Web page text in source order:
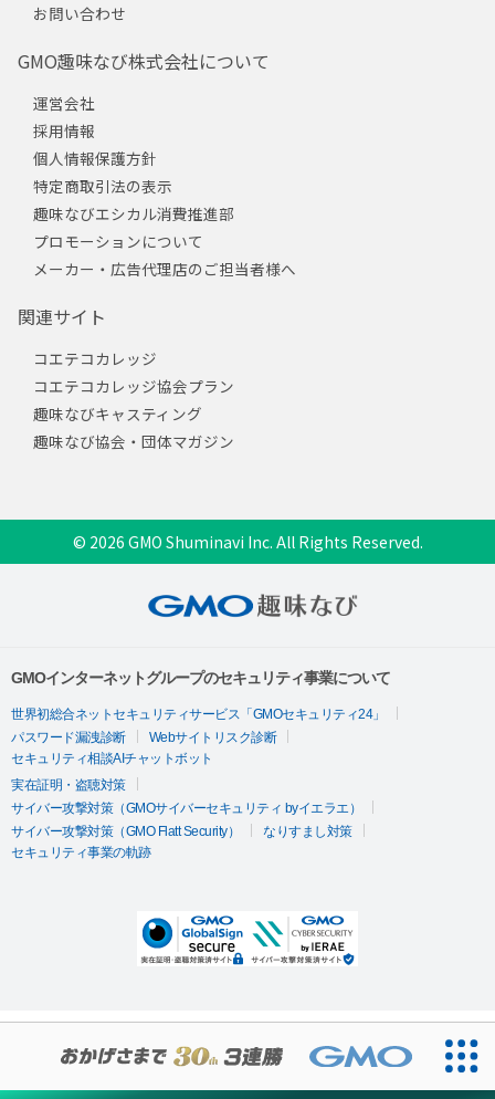
お問い合わせ
GMO趣味なび株式会社について
運営会社
採用情報
個人情報保護方針
特定商取引法の表示
趣味なびエシカル消費推進部
プロモーションについて
メーカー・広告代理店のご担当者様へ
関連サイト
コエテコカレッジ
コエテコカレッジ協会プラン
趣味なびキャスティング
趣味なび協会・団体マガジン
© 2026 GMO Shuminavi Inc. All Rights Reserved.